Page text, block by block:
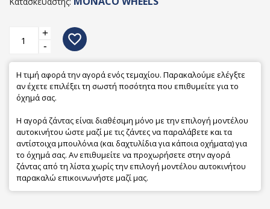
+
-
favorite_border
Η τιμή αφορά την αγορά ενός τεμαχίου. Παρακαλούμε ελέγξτε
αν έχετε επιλέξει τη σωστή ποσότητα που επιθυμείτε για το
όχημά σας.
Η αγορά ζάντας είναι διαθέσιμη μόνο με την επιλογή μοντέλου
αυτοκινήτου ώστε μαζί με τις ζάντες να παραλάβετε και τα
αντίστοιχα μπουλόνια (και δαχτυλίδια για κάποια οχήματα) για
το όχημά σας. Αν επιθυμείτε να προχωρήσετε στην αγορά
ζάντας από τη λίστα χωρίς την επιλογή μοντέλου αυτοκινήτου
παρακαλώ επικοινωνήστε μαζί μας.